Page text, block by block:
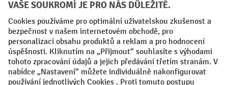
Sociální sítě
Facebook
YouTube
LinkedIn